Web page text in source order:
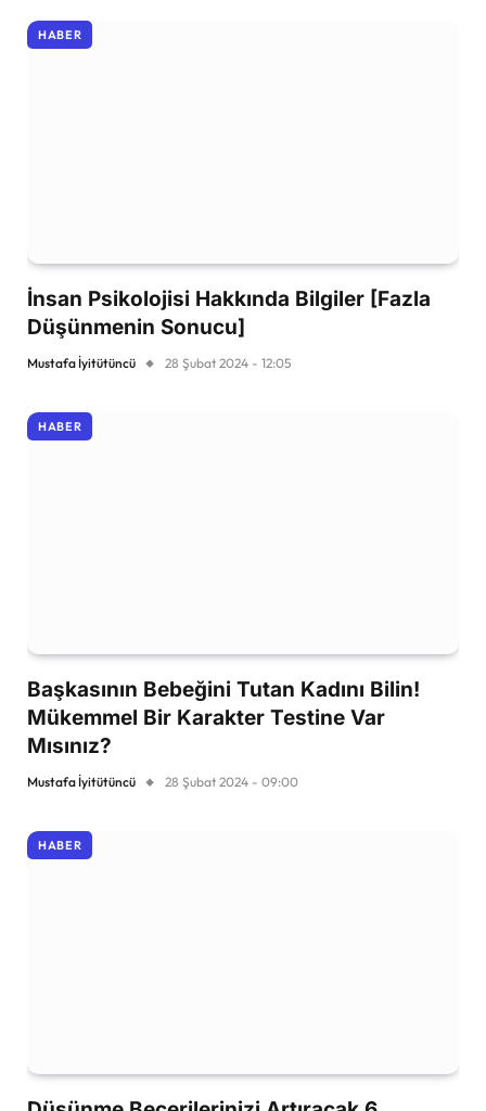
HABER
İnsan Psikolojisi Hakkında Bilgiler [Fazla
Düşünmenin Sonucu]
Mustafa İyitütüncü 28 Şubat 2024 - 12:05
HABER
Başkasının Bebeğini Tutan Kadını Bilin!
Mükemmel Bir Karakter Testine Var
Mısınız?
Mustafa İyitütüncü 28 Şubat 2024 - 09:00
HABER